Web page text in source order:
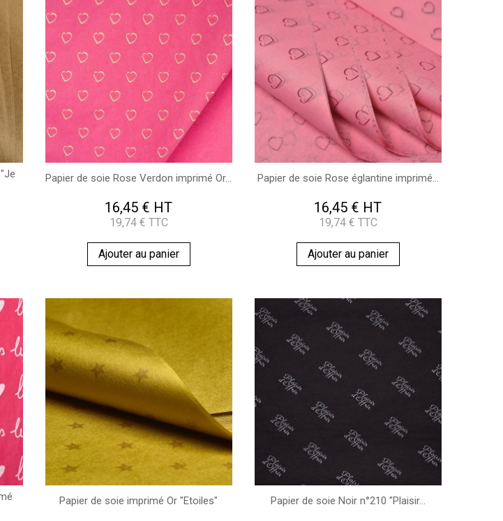
Papier de soie Rose Verdon imprimé Or...
16,45 € HT
19,74 € TTC
Ajouter au panier
Papier de soie Rose églantine imprimé...
16,45 € HT
19,74 € TTC
Ajouter au panier
Papier de soie imprimé Or "Etoiles" Papier de soie Noir n°210 "Plaisir...